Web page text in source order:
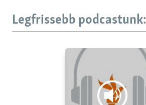
Legfrissebb podcastunk: